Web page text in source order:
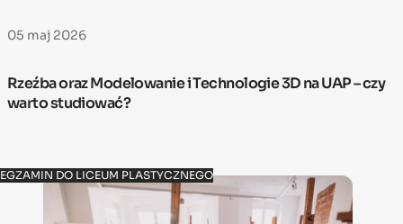
05 maj 2026
Rzeźba oraz Modelowanie i Technologie 3D na UAP – czy
warto studiować?
EGZAMIN DO LICEUM PLASTYCZNEGO